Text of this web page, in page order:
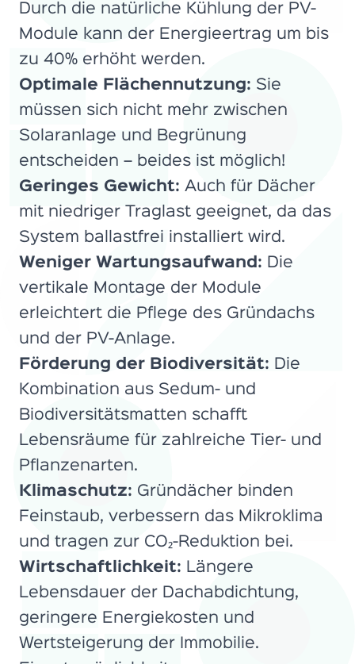
Durch die natürliche Kühlung der PV-
Module kann der Energieertrag um bis
zu 40% erhöht werden.
Optimale Flächennutzung: Sie
müssen sich nicht mehr zwischen
Solaranlage und Begrünung
entscheiden – beides ist möglich!
Geringes Gewicht: Auch für Dächer
mit niedriger Traglast geeignet, da das
System ballastfrei installiert wird.
Weniger Wartungsaufwand: Die
vertikale Montage der Module
erleichtert die Pflege des Gründachs
und der PV-Anlage.
Förderung der Biodiversität: Die
Kombination aus Sedum- und
Biodiversitätsmatten schafft
Lebensräume für zahlreiche Tier- und
Pflanzenarten.
Klimaschutz: Gründächer binden
Feinstaub, verbessern das Mikroklima
und tragen zur CO₂-Reduktion bei.
Wirtschaftlichkeit: Längere
Lebensdauer der Dachabdichtung,
geringere Energiekosten und
Wertsteigerung der Immobilie.